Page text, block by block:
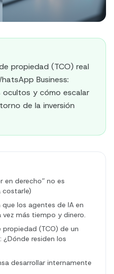
propiedad (TCO) real
Business:
ocultos y cómo escalar
de la inversión
en derecho” no es
los agentes de IA en
más tiempo y dinero.
(TCO) de un
residen los
desarrollar internamente